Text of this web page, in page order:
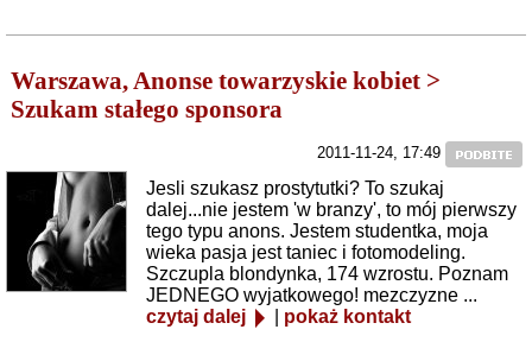
Warszawa, Anonse towarzyskie kobiet >
Szukam stałego sponsora
2011-11-24, 17:49
Jesli szukasz prostytutki? To szukaj
dalej...nie jestem 'w branzy', to mój pierwszy
tego typu anons. Jestem studentka, moja
wieka pasja jest taniec i fotomodeling.
Szczupla blondynka, 174 wzrostu. Poznam
JEDNEGO wyjatkowego! mezczyzne ...
czytaj dalej
pokaż kontakt